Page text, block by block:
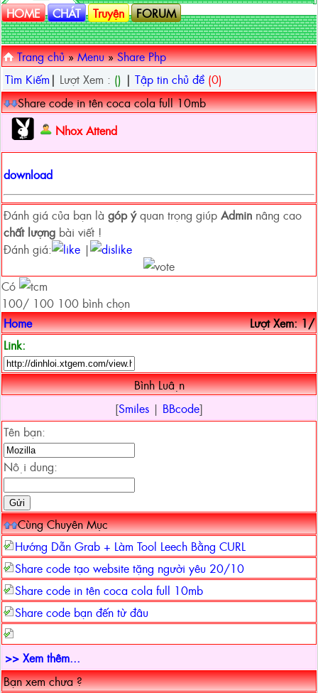
HOME
CHÁT Truyện FORUM
Trang chủ» Menu»Share Php
Tìm Kiếm | Lượt Xem : () | Tập tin chủ đề (0)
Share code in tên coca cola full 10mb
Nhox Attend
download
Đánh giá của bạn là góp ýquan trọng giúp Admin nâng cao
chất lượng bài viết !
Đánh giá:
|
Có
100/ 100 100 bình chọn
Home
Lượt Xem: 1/
Link:
Bình Luận
[Smiles | BBcode]
Tên bạn:
Nội dung:
Cùng Chuyên Mục
Hướng Dẫn Grab + Làm Tool Leech Bằng CURL
Share code tạo website tặng người yêu 20/10
Share code in tên coca cola full 10mb
Share code bạn đến từ đâu
>> Xem thêm...
Bạn xem chưa ?